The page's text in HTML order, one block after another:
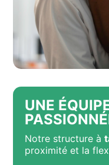
UNE
Notre structure à
proximité et la